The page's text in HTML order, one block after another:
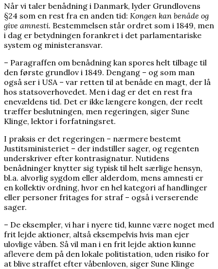
Når vi taler benådning i Danmark, lyder Grundlovens
§24 som en rest fra en anden tid: Kongen kan benåde og
give amnesti. Bestemmelsen står ordret som i 1849, men
i dag er betydningen forankret i det parlamentariske
system og ministeransvar.
– Paragraffen om benådning kan spores helt tilbage til
den første grundlov i 1849. Dengang – og som man
også ser i USA – var retten til at benåde en magt, der lå
hos statsoverhovedet. Men i dag er det en rest fra
enevældens tid. Det er ikke længere kongen, der reelt
træffer beslutningen, men regeringen, siger Sune
Klinge, lektor i forfatningsret.
I praksis er det regeringen – nærmere bestemt
Justitsministeriet – der indstiller sager, og regenten
underskriver efter kontrasignatur. Nutidens
benådninger knytter sig typisk til helt særlige hensyn,
bl.a. alvorlig sygdom eller alderdom, mens amnesti er
en kollektiv ordning, hvor en hel kategori af handlinger
eller personer fritages for straf – også i verserende
sager.
– De eksempler, vi har i nyere tid, kunne være noget med
frit lejde aktioner, altså eksempelvis hvis man ejer
ulovlige våben. Så vil man i en frit lejde aktion kunne
aflevere dem på den lokale politistation, uden risiko for
at blive straffet efter våbenloven, siger Sune Klinge